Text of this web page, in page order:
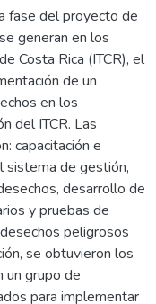
fase del proyecto de
generan en los
Costa Rica (ITCR), el
de un
en los
del ITCR. Las
capacitación e
sistema de gestión,
desarrollo de
y pruebas de
peligrosos
se obtuvieron los
un grupo de
para implementar